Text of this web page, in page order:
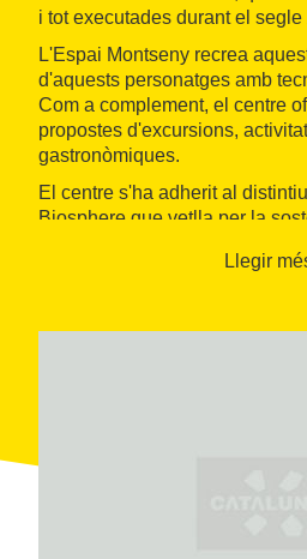
i tot executades durant el segle
L'Espai Montseny recrea
d'aquests personatges amb
Com a complement, el centre
propostes d'excursions,
gastronòmiques.
El centre s'ha adherit al
Biosphere que vetlla per la
Llegir